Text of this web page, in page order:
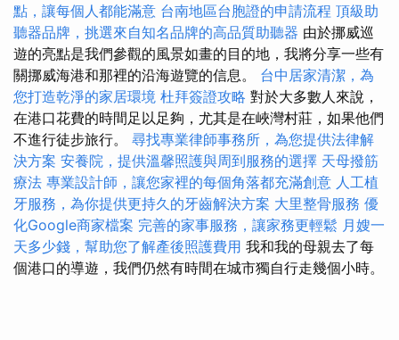
點，讓每個人都能滿意 台南地區台胞證的申請流程 頂級助
聽器品牌，挑選來自知名品牌的高品質助聽器 由於挪威巡
遊的亮點是我們參觀的風景如畫的目的地，我將分享一些有
關挪威海港和那裡的沿海遊覽的信息。 台中居家清潔，為
您打造乾淨的家居環境 杜拜簽證攻略 對於大多數人來說，
在港口花費的時間足以足夠，尤其是在峽灣村莊，如果他們
不進行徒步旅行。 尋找專業律師事務所，為您提供法律解
決方案 安養院，提供溫馨照護與周到服務的選擇 天母撥筋
療法 專業設計師，讓您家裡的每個角落都充滿創意 人工植
牙服務，為你提供更持久的牙齒解決方案 大里整骨服務 優
化Google商家檔案 完善的家事服務，讓家務更輕鬆 月嫂一
天多少錢，幫助您了解產後照護費用 我和我的母親去了每
個港口的導遊，我們仍然有時間在城市獨自行走幾個小時。